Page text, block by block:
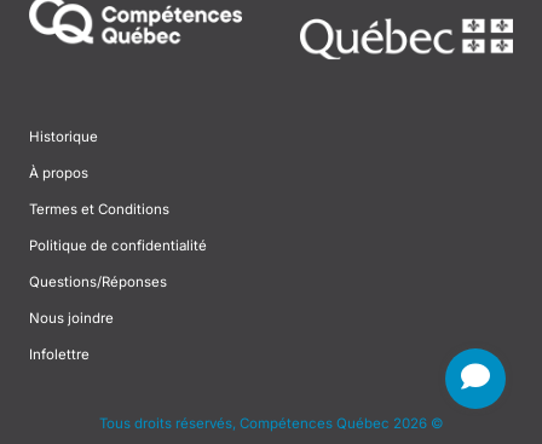
Historique
À propos
Termes et Conditions
Politique de confidentialité
Questions/Réponses
Nous joindre
Infolettre
Tous droits réservés, Compétences Québec 2026 ©